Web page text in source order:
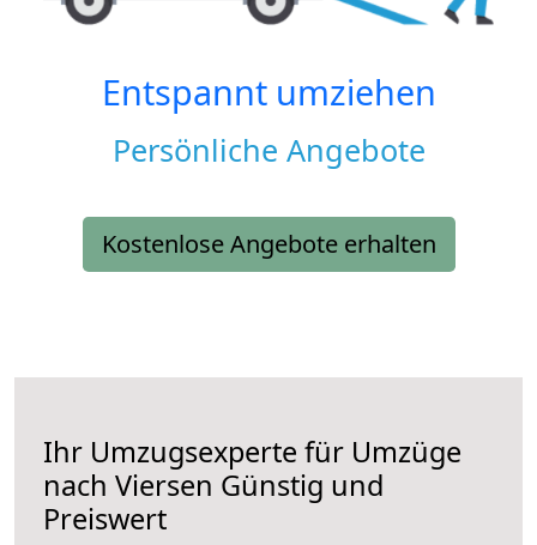
Entspannt umziehen
Persönliche Angebote
Kostenlose Angebote erhalten
Ihr Umzugsexperte für Umzüge
nach Viersen Günstig und
Preiswert